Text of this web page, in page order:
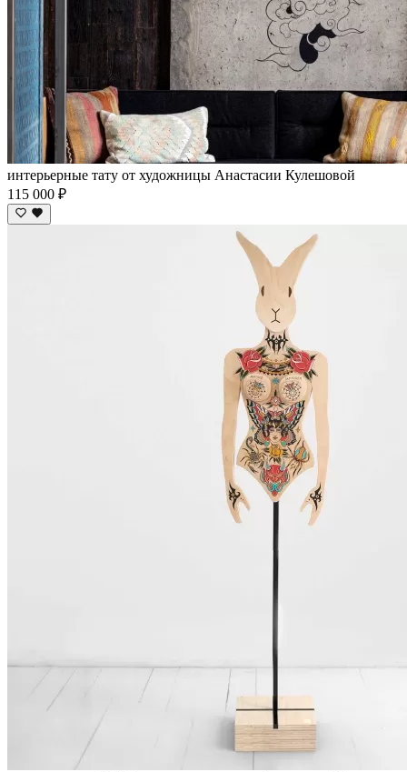
интерьерные тату от художницы Анастасии Кулешовой
115 000 ₽